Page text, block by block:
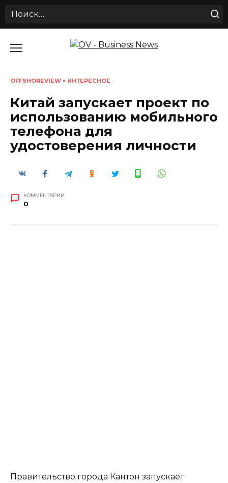
Search
OFFSHOREVIEW » ИНТЕРЕСНОЕ
Китай запускает проект по
использованию мобильного
телефона для
удостоверения личности
КОММЕНТАРИИ
0
Правительство города Кантон запускает